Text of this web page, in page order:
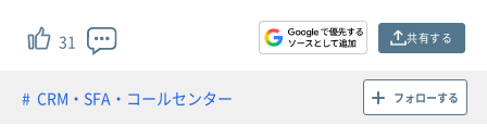
31 共有する
CRM・SFA・コールセンター フォローする